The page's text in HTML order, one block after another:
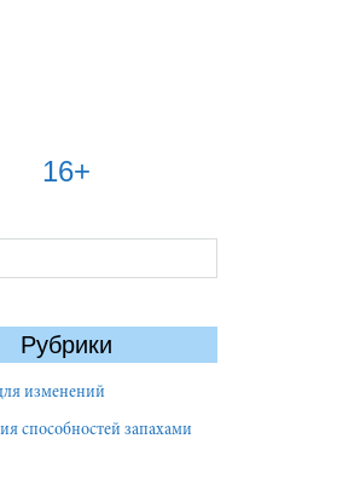
16+
Рубрики
изменений
способностей запахами